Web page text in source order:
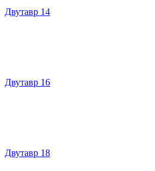
Двутавр 14
Двутавр 16
Двутавр 18